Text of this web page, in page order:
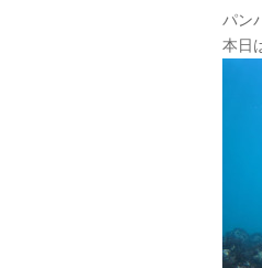
パン
本日